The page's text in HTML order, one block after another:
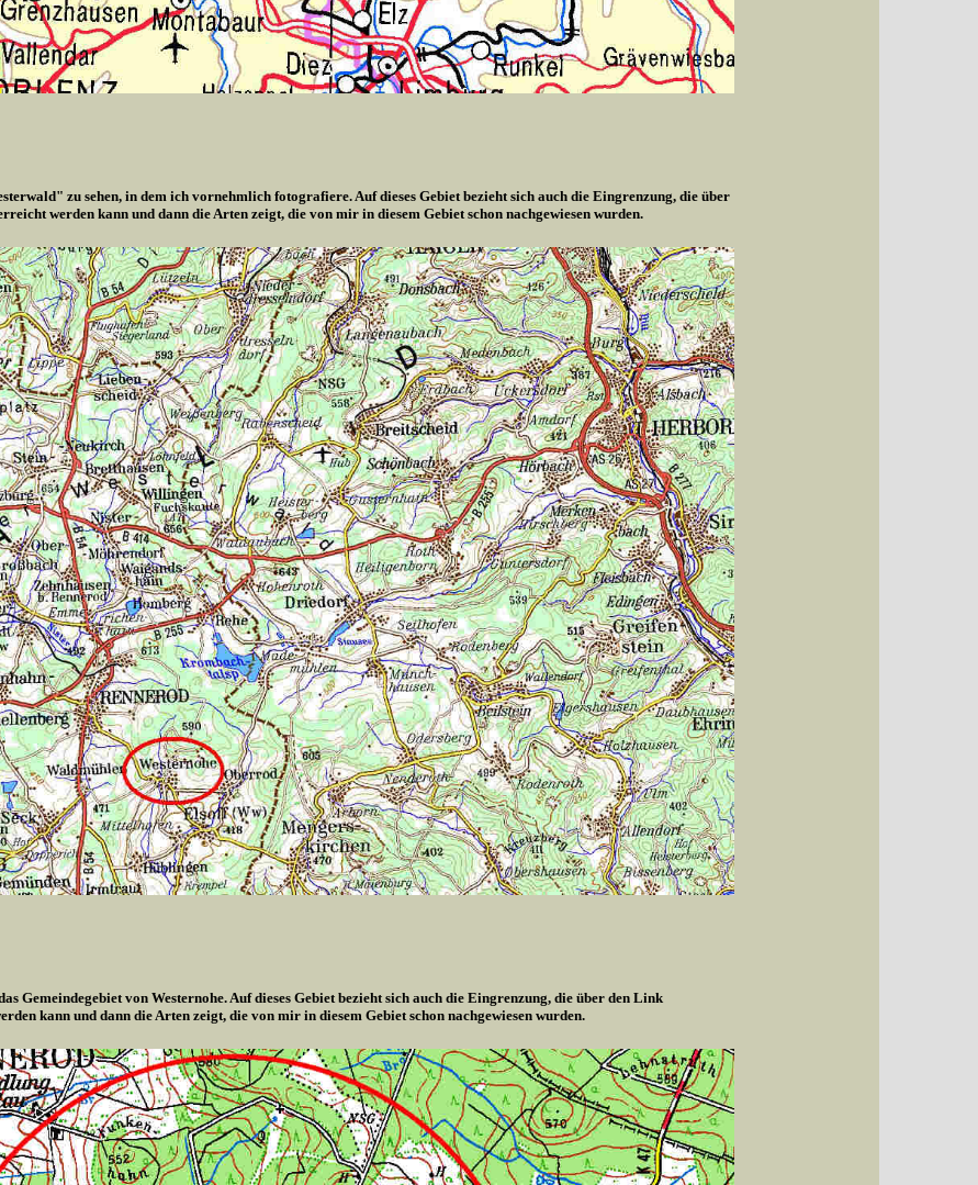
zu sehen, in dem ich vornehmlich fotografiere. Auf dieses Gebiet bezieht sich auch die Eingrenzung, die über
werden kann und dann die Arten zeigt, die von mir in diesem Gebiet schon nachgewiesen wurden.
Gemeindegebiet von Westernohe. Auf dieses Gebiet bezieht sich auch die Eingrenzung, die über den Link
kann und dann die Arten zeigt, die von mir in diesem Gebiet schon nachgewiesen wurden.